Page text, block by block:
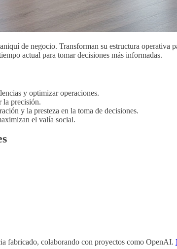
de negocio. Transforman su estructura operativa
actual para tomar decisiones más informadas.
y optimizar operaciones.
la precisión.
y la presteza en la toma de decisiones.
el valía social.
fabricado, colaborando con proyectos como OpenAI.